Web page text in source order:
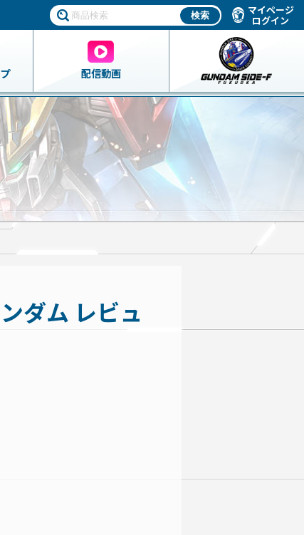
マイページ
ログイン
配信動画
ダム レビュ